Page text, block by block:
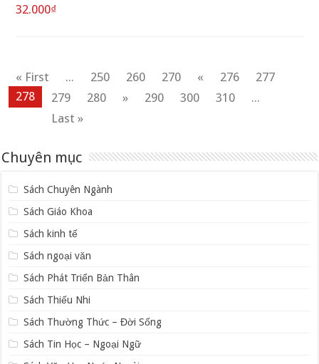
32.000₫
« First ... 250 260 270 « 276
277
278
279 280 » 290 300 310
...
Last »
Chuyên mục
Sách Chuyên Ngành
Sách Giáo Khoa
Sách kinh tế
Sách ngoại văn
Sách Phát Triển Bản Thân
Sách Thiếu Nhi
Sách Thường Thức – Đời Sống
Sách Tin Học – Ngoại Ngữ